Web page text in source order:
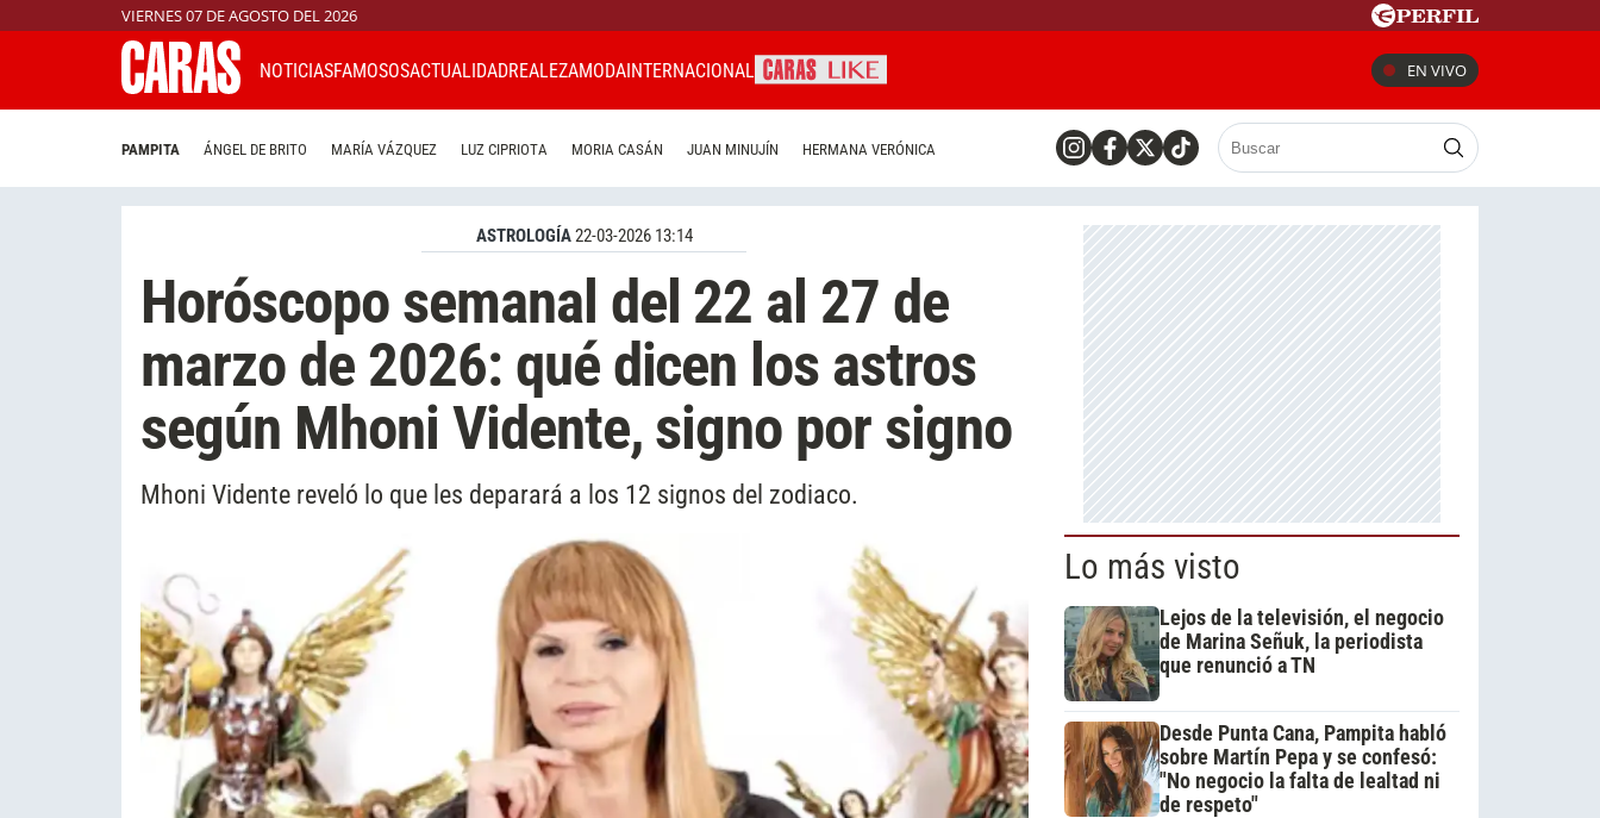
VIERNES 07 DE AGOSTO DEL 2026
NOTICIASFAMOSOSACTUALIDADREALEZAMODAINTERNACIONAL EN VIVO
PAMPITA ÁNGEL DE BRITO MARÍA VÁZQUEZ LUZ CIPRIOTA MORIA CASÁN JUAN MINUJÍN HERMANA VERÓNICA
ASTROLOGÍA22-03-2026 13:14
Horóscopo semanal del 22 al 27 de
marzo de 2026: qué dicen los astros
según Mhoni Vidente, signo por signo
Mhoni Vidente reveló lo que les deparará a los 12 signos del zodiaco.
Lo más visto
Lejos de la televisión, el negocio
de Marina Señuk, la periodista
que renunció a TN
Desde Punta Cana, Pampita habló
sobre Martín Pepa y se confesó:
"No negocio la falta de lealtad ni
de respeto"